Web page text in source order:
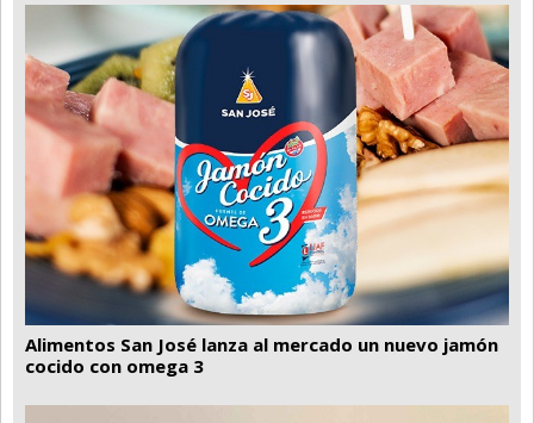
Alimentos San José lanza al mercado un nuevo jamón
cocido con omega 3